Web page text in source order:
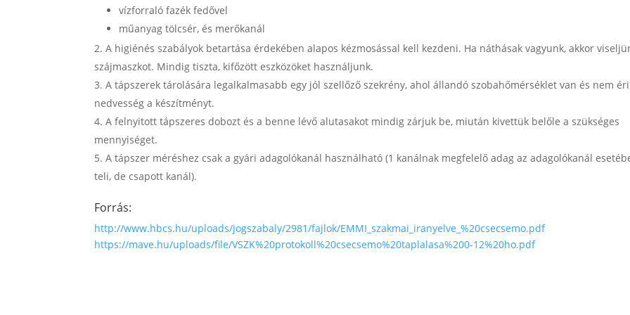
vízforraló fazék fedővel
műanyag tölcsér, és merőkanál
A higiénés szabályok betartása érdekében alapos kézmosással kell kezdeni. Ha náthásak vagyunk, akkor
szájmaszkot. Mindig tiszta, kifőzött eszközöket használjunk.
A tápszerek tárolására legalkalmasabb egy jól szellőző szekrény, ahol állandó szobahőmérséklet van és nem éri
nedvesség a készítményt.
A felnyitott tápszeres dobozt és a benne lévő alutasakot mindig zárjuk be, miután kivettük belőle a szükséges
mennyiséget.
A tápszer méréshez csak a gyári adagolókanál használható (1 kanálnak megfelelő adag az adagolókanál
teli, de csapott kanál).
Forrás:
http://www.hbcs.hu/uploads/jogszabaly/2981/fajlok/EMMI_szakmai_iranyelve_%20csecsemo.pdf
https://mave.hu/uploads/file/VSZK%20protokoll%20csecsemo%20taplalasa%200-12%20ho.pdf